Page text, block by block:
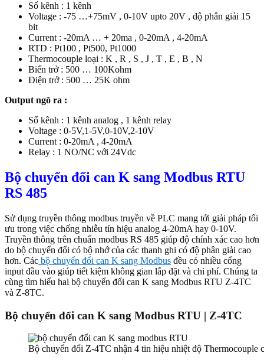
Số kênh : 1 kênh
Voltage : -75 …+75mV , 0-10V upto 20V , độ phân giải 15
bit
Current : -20mA … + 20ma , 0-20mA , 4-20mA
RTD : Pt100 , Pt500, Pt1000
Thermocouple loại : K , R , S , J , T , E , B , N
Biến trở : 500 … 100Kohm
Điện trở : 500 … 25K ohm
Output ngõ ra :
Số kênh : 1 kênh analog , 1 kênh relay
Voltage : 0-5V,1-5V,0-10V,2-10V
Current : 0-20mA , 4-20mA
Relay : 1 NO/NC với 24Vdc
Bộ chuyển đổi can K sang Modbus RTU
RS 485
Sử dụng truyền thông modbus truyền về PLC mang tới giải pháp tối
ưu trong việc chống nhiễu tín hiệu analog 4-20mA hay 0-10V.
Truyền thông trên chuẩn modbus RS 485 giúp độ chính xác cao hơn
do bộ chuyển đổi có bộ nhớ của các thanh ghi có độ phân giải cao
hơn. Các bộ chuyển đổi can K sang Modbus đều có nhiều cổng
input đầu vào giúp tiết kiệm không gian lắp đặt và chi phí. Chúng ta
cùng tìm hiểu hai bộ chuyển đổi can K sang Modbus RTU Z-4TC
và Z-8TC.
Bộ chuyển đổi can K sang Modbus RTU | Z-4TC
Bộ chuyển đổi Z-4TC nhận 4 tin hiệu nhiệt độ Thermocouple